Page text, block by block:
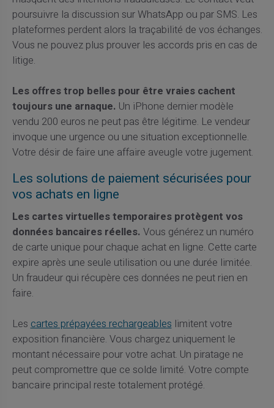
poursuivre la discussion sur WhatsApp ou par SMS. Les
plateformes perdent alors la traçabilité de vos échanges.
Vous ne pouvez plus prouver les accords pris en cas de
litige.
Les offres trop belles pour être vraies cachent
toujours une arnaque. Un iPhone dernier modèle
vendu 200 euros ne peut pas être légitime. Le vendeur
invoque une urgence ou une situation exceptionnelle.
Votre désir de faire une affaire aveugle votre jugement.
Les solutions de paiement sécurisées pour
vos achats en ligne
Les cartes virtuelles temporaires protègent vos
données bancaires réelles. Vous générez un numéro
de carte unique pour chaque achat en ligne. Cette carte
expire après une seule utilisation ou une durée limitée.
Un fraudeur qui récupère ces données ne peut rien en
faire.
Lescartes prépayées rechargeableslimitent votre
exposition financière. Vous chargez uniquement le
montant nécessaire pour votre achat. Un piratage ne
peut compromettre que ce solde limité. Votre compte
bancaire principal reste totalement protégé.